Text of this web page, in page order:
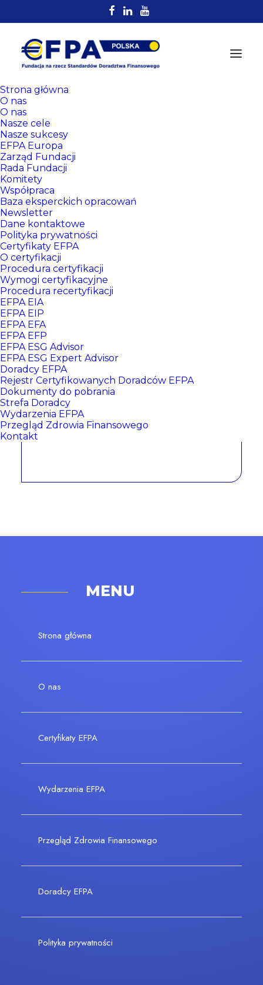
Strona główna
O nas
O nas
Nasze cele
Nasze sukcesy
EFPA Europa
Zarząd Fundacji
Rada Fundacji
Komitety
Współpraca
Baza eksperckich opracowań
Newsletter
Dane kontaktowe
Polityka prywatności
Certyfikaty EFPA
O certyfikacji
Procedura certyfikacji
Wymogi certyfikacyjne
Procedura recertyfikacji
EFPA EIA
EFPA EIP
EFPA EFA
EFPA EFP
EFPA ESG Advisor
EFPA ESG Expert Advisor
Doradcy EFPA
Rejestr Certyfikowanych Doradców EFPA
Dokumenty do pobrania
Strefa Doradcy
Wydarzenia EFPA
Przegląd Zdrowia Finansowego
Kontakt
Rejestr
Certyfikowanych
Doradców EFPA
Justyna Kołodziejczyk
CERTYFIKATY:
EFPA EIA NR: 422
MENU
Strona główna
O nas
Certyfikaty EFPA
Wydarzenia EFPA
Przegląd Zdrowia Finansowego
Doradcy EFPA
Polityka prywatności